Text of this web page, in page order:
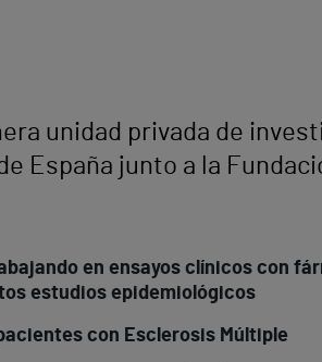
unidad privada de
España junto a la
en ensayos clínicos con
estudios epidemiológicos
con Esclerosis Múltiple